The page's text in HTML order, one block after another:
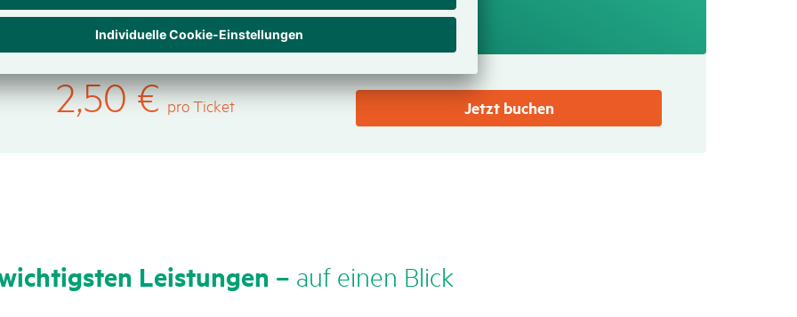
2,50€ pro Ticket Jetzt buchen
Leis­tungen – auf einen Blick